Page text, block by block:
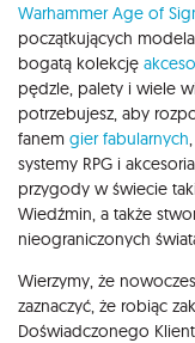
Warhammer Age of
początkujących
bogatą kolekcję
pędzle, palety i wiele
potrzebujesz, aby
fanem gier fabularnych
systemy RPG i
przygody w świecie
Wiedźmin, a także
nieograniczonych
Wierzymy, że
zaznaczyć, że robiąc
Doświadczonego